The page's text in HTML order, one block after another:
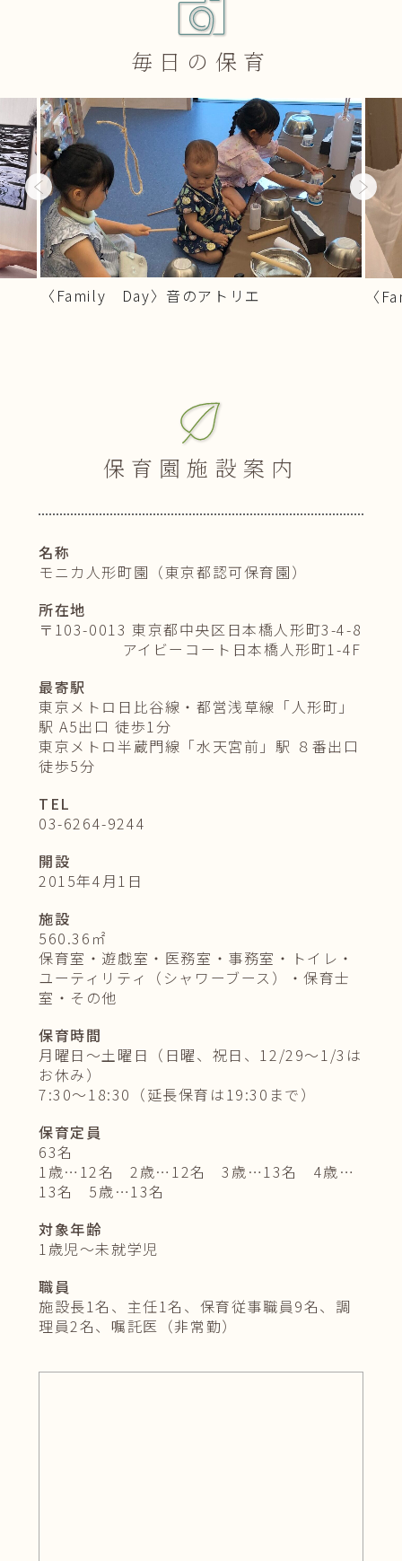
毎日の保育
Previous
〈Family Day〉音のアトリエ 〈
Next
保育園施設案内
名称
モニカ人形町園（東京都認可保育園）
所在地
〒103-0013 東京都中央区日本橋人形町3-4-8
アイビーコート日本橋人形町1-4F
最寄駅
東京メトロ日比谷線・都営浅草線「人形町」
駅 A5出口 徒歩1分
東京メトロ半蔵門線「水天宮前」駅 ８番出口
徒歩5分
T EL
03-6264-9244
開設
2015年4月1日
施設
560.36㎡
保育室・遊戯室・医務室・事務室・トイレ・
ユーティリティ（シャワーブース）・保育士
室・その他
保育時間
月曜日～土曜日（日曜、祝日、12/29～1/3は
お休み）
7:30～18:30（延長保育は19:30まで）
保育定 員
63名
1歳…12名 2歳…12名 3歳…13名 4歳…
13名 5歳…13名
対象年齢
1歳児～未就学児
職員
施設長1名、主任1名、保育従事職員9名、調
理員2名、嘱託医（非常勤）